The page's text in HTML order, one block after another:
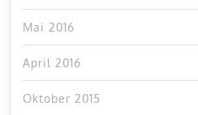
Mai 2016
April 2016
Oktober 2015